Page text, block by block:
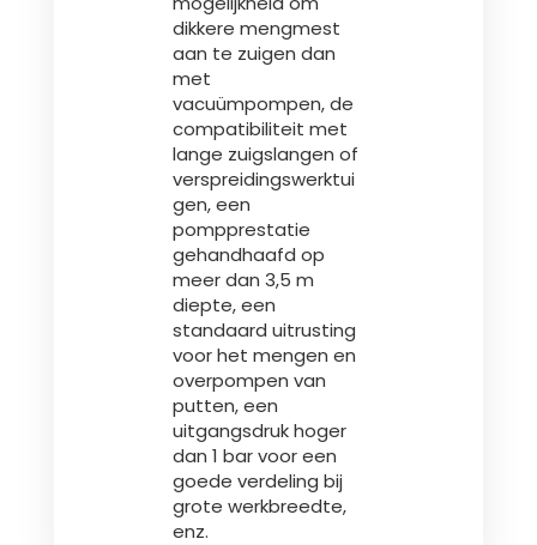
dikkere mengmest
aan te zuigen dan
met
vacuümpompen, de
compatibiliteit met
lange zuigslangen of
verspreidingswerktui
gen, een
pompprestatie
gehandhaafd op
meer dan 3,5 m
diepte, een
standaard uitrusting
voor het mengen en
overpompen van
putten, een
uitgangsdruk hoger
dan 1 bar voor een
goede verdeling bij
grote werkbreedte,
enz.